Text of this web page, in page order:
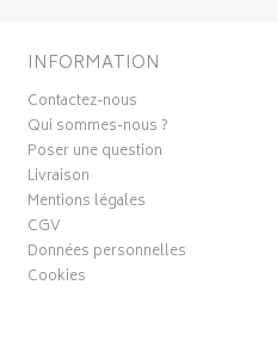
INFORMATION
Contactez-nous
Qui sommes-nous ?
Poser une question
Livraison
Mentions légales
CGV
Données personnelles
Cookies